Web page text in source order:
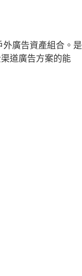
廣告資產組合。是
道廣告方案的能